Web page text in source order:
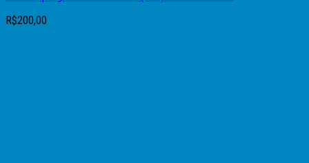
R$200,00